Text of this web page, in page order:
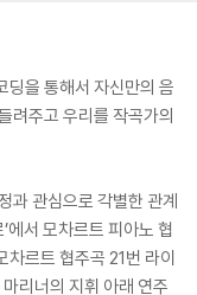
딩을 통해서 자신만의 음
려주고 우리를 작곡가의
과 관심으로 각별한 관계
에서 모차르트 피아노 협
차르트 협주곡 21번 라이
리너의 지휘 아래 연주